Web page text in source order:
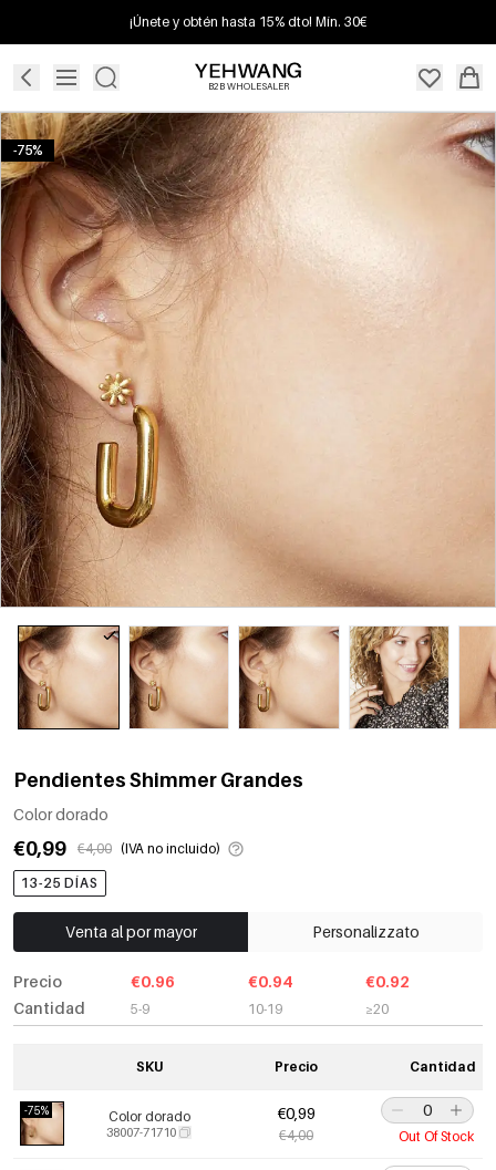
¡Únete y obtén hasta 15% dto! Mín. 30€
B2B WHOLESALER
-75%
Pendientes Shimmer Grandes
Color dorado
€0,99 €4,00 (IVA no incluido)
13-25 DÍAS
Venta al por mayor Personalizzato
Precio
Cantidad
€0.96
5-9
€0.94
10-19
€0.92
≥20
SKU Precio Cantidad
-75% Color dorado
38007-71710
€0,99
€4,00 Out Of Stock